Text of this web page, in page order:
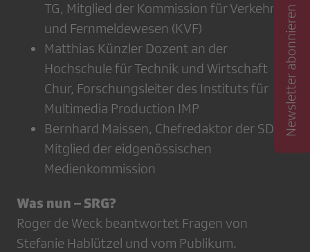
TG, Mitglied der Kommission für Verkehr
und Fernmeldewesen (KVF)
Matthias Künzler Dozent an der
Hochschule für Technik und Wirtschaft
Chur, Forschungsleiter des Instituts für
Multimedia Production IMP
Bernhard Maissen, Chefredaktor der SDA,
Mitglied der eidgenössischen
Medienkommission
Was nun – SRG?
Roger de Weck beantwortet Fragen von
Stefanie Hablützel und vom Publikum.
Newsletter abonnieren